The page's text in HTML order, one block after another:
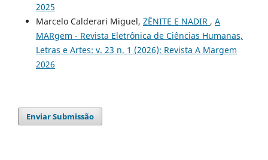
2025
Marcelo Calderari Miguel, ZÊNITE E NADIR , A
MARgem - Revista Eletrônica de Ciências Humanas,
Letras e Artes: v. 23 n. 1 (2026): Revista A Margem
2026
Enviar Submissão